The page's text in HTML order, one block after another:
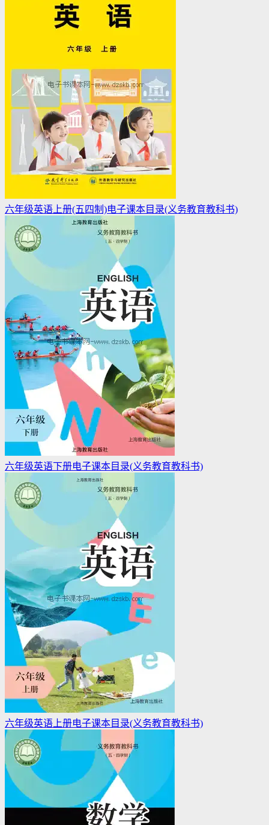
六年级英语上册(五四制)电子课本目录(义务教育教科书)
六年级英语下册电子课本目录(义务教育教科书)
六年级英语上册电子课本目录(义务教育教科书)